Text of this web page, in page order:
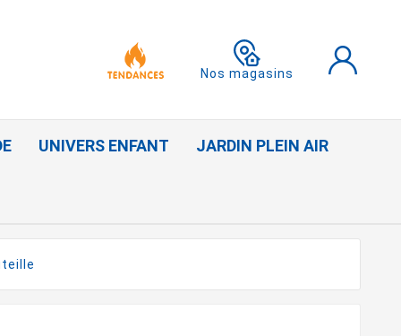
Nos magasins
UNIVERS ENFANT JARDIN PLEIN AIR